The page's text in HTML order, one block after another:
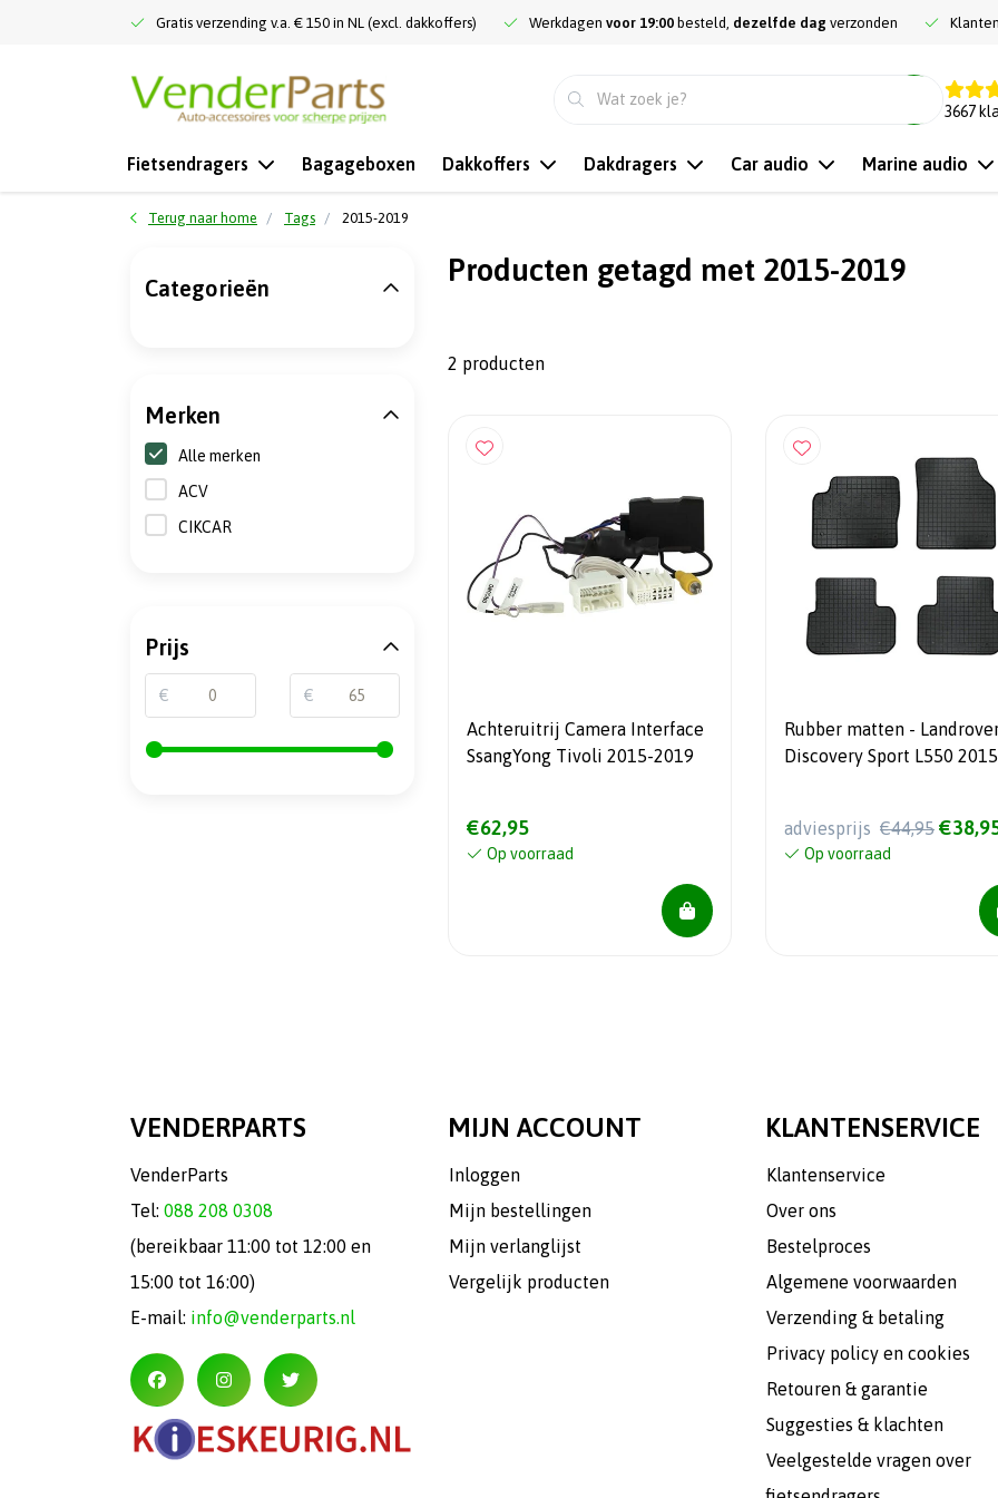
Gratis verzending v.a. € 150 in NL (excl. dakkoffers) Werkdagen voor 19:00 besteld, dezelfde dag verzonden
3667
Fietsendragers Bagageboxen Dakkoffers Dakdragers Car audio Marine audio
Terug naar home Tags 2015-2019
Producten getagd met 2015-2019
2 producten
Achteruitrij Camera Interface
SsangYong Tivoli 2015-2019
€62,95
Op voorraad
Rubber matten -
Discovery Sport L550
adviesprijs €44,95
Op voorraad
Categorieën
Merken
Alle merken
ACV
CIKCAR
Prijs
€ €
VENDERPARTS
VenderParts
Tel: 088 208 0308
(bereikbaar 11:00 tot 12:00 en
15:00 tot 16:00)
E-mail: info@venderparts.nl
MIJN ACCOUNT
Inloggen
Mijn bestellingen
Mijn verlanglijst
Vergelijk producten
KLANTENSERVICE
Klantenservice
Over ons
Bestelproces
Algemene voorwaarden
Verzending & betaling
Privacy policy en cookies
Retouren & garantie
Suggesties & klachten
Veelgestelde vragen over